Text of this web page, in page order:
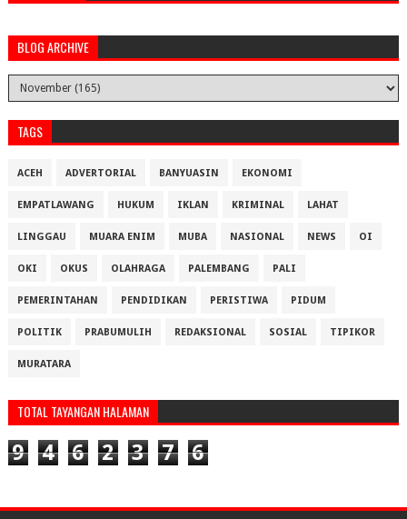
BLOG ARCHIVE
TAGS
ACEH ADVERTORIAL BANYUASIN EKONOMI
EMPATLAWANG HUKUM IKLAN KRIMINAL LAHAT
LINGGAU MUARA ENIM MUBA NASIONAL NEWS OI
OKI OKUS OLAHRAGA PALEMBANG PALI
PEMERINTAHAN PENDIDIKAN PERISTIWA PIDUM
POLITIK PRABUMULIH REDAKSIONAL SOSIAL TIPIKOR
MURATARA
TOTAL TAYANGAN HALAMAN
9 4 6 2 3 7 6